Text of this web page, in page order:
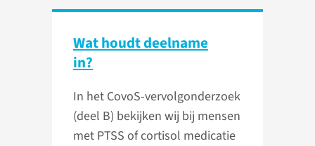
Wat houdt deelname
in?
In het CovoS-vervolgonderzoek
(deel B) bekijken wij bij mensen
met PTSS of cortisol medicatie